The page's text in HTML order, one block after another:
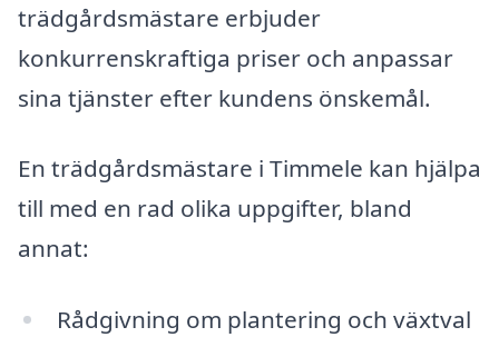
trädgårdsmästare erbjuder
konkurrenskraftiga priser och anpassar
sina tjänster efter kundens önskemål.
En trädgårdsmästare i Timmele kan hjälpa
till med en rad olika uppgifter, bland
annat:
Rådgivning om plantering och växtval